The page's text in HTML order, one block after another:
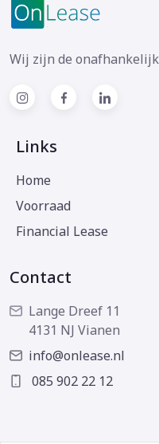
Wij zijn de
Links
Home
Voorraad
Financial Lease
Contact
Lange Dreef 11
4131 NJ Vianen
info@onlease.nl
085 902 22 12